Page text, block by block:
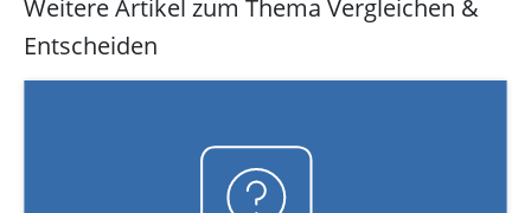
Weitere Artikel zum Thema Vergleichen &
Entscheiden